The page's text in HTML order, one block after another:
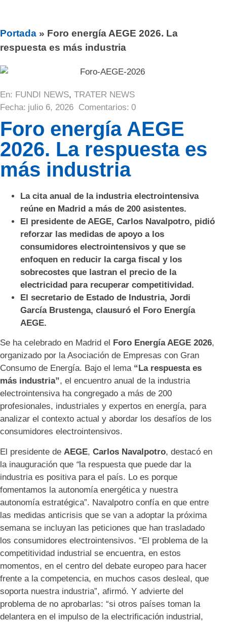
Portada » Foro energía AEGE 2026. La
respuesta es más industria
En: FUNDI NEWS, TRATER NEWS
Fecha: julio 6, 2026 Comentarios: 0
Foro energía AEGE
2026. La respuesta es
más industria
La cita anual de la industria electrointensiva
reúne en Madrid a más de 200 asistentes.
El presidente de AEGE, Carlos Navalpotro, pidió
reforzar las medidas de apoyo a los
consumidores electrointensivos y que se
enfoquen en reducir la carga fiscal y los
sobrecostes que lastran el precio de la
electricidad para recuperar competitividad.
El secretario de Estado de Industria, Jordi
García Brustenga, clausuró el Foro Energía
AEGE.
Se ha celebrado en Madrid el Foro Energía AEGE 2026,
organizado por la Asociación de Empresas con Gran
Consumo de Energía. Bajo el lema “La respuesta es
más industria”, el encuentro anual de la industria
electrointensiva ha congregado a más de 200
profesionales, industriales y expertos en energía, para
analizar el contexto actual y abordar los desafíos de los
consumidores electrointensivos.
El presidente de AEGE, Carlos Navalpotro, destacó en
la inauguración que “la respuesta que puede dar la
industria es positiva para el país. Lo es porque
fomentamos la autonomía energética y nuestra
autonomía estratégica”. Navalpotro confía en que entre
las medidas anticrisis que se van a adoptar la próxima
semana se incluyan las peticiones que han trasladado
los consumidores electrointensivos. “El problema de la
competitividad industrial se encuentra, en estos
momentos, en el centro del debate europeo para hacer
frente a la competencia, en muchos casos desleal, que
soporta nuestra industria”, afirmó. Y advierte del
problema de no aprobarlas: “si otros países toman la
delantera en el impulso de la electrificación industrial,